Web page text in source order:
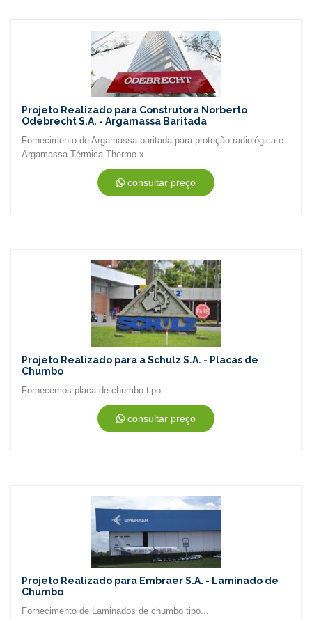
Projeto Realizado para Construtora Norberto
Odebrecht S.A. - Argamassa Baritada
Fornecimento de Argamassa baritada para proteção radiológica e
Argamassa Térmica Thermo-x...
consultar preço
Projeto Realizado para a Schulz S.A. - Placas de
Chumbo
Fornecemos placa de chumbo tipo
consultar preço
Projeto Realizado para Embraer S.A. - Laminado de
Chumbo
Fornecimento de Laminados de chumbo tipo...